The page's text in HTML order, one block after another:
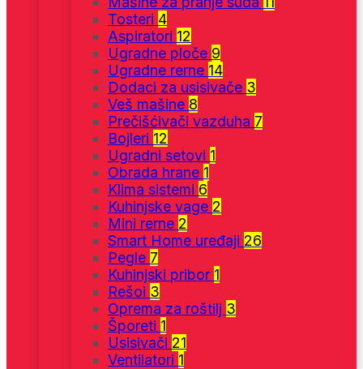
Tosteri 4
Aspiratori 12
Ugradne ploče 9
Ugradne rerne 14
Dodaci za usisivače 3
Veš mašine 8
Prečišćivači vazduha 7
Bojleri 12
Ugradni setovi 1
Obrada hrane 1
Klima sistemi 6
Kuhinjske vage 2
Mini rerne 2
Smart Home uređaji 26
Pegle 7
Kuhinjski pribor 1
Rešoi 3
Oprema za roštilj 3
Šporeti 1
Usisivači 21
Ventilatori 1